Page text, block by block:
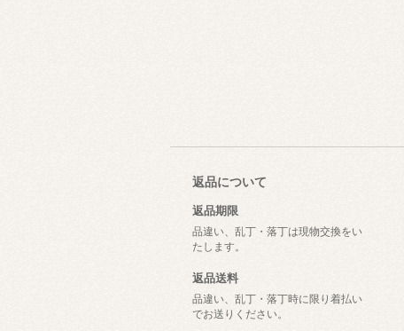
返品について
返品期限
品違い、乱丁・落丁は現物交換をい
たします。
返品送料
品違い、乱丁・落丁時に限り着払い
でお送りください。